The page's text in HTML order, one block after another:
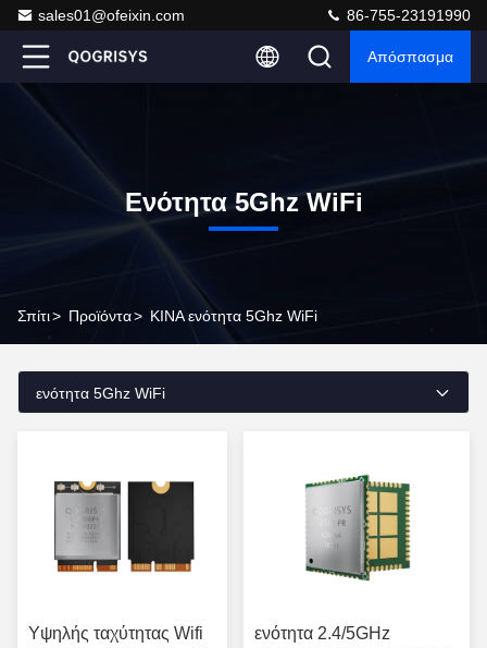
sales01@ofeixin.com 86-755-23191990
Απόσπασμα
Ενότητα 5Ghz WiFi
Σπίτι> Προϊόντα> ΚΙΝΑ ενότητα 5Ghz WiFi
ενότητα 5Ghz WiFi
Υψηλής ταχύτητας Wifi
ενότητα 2.4/5GHz